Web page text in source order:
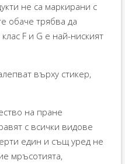
не са маркирани с
обаче трябва да
F и G е най-ниският
върху стикер,
на пране
с всички видове
един и същ уред не
мръсотията,